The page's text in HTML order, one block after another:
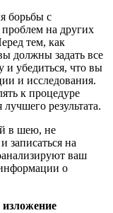
борьбы с
на других
тем, как
должны задать все
и убедиться, что вы
и исследования.
к процедуре
результата.
в шею, не
записаться на
ваш
о